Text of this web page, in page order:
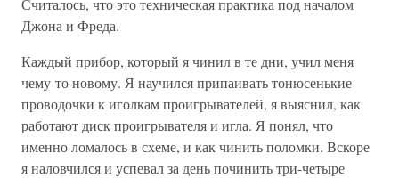
Считалось, что это техническая практика под началом
Джона и Фреда.
Каждый прибор, который я чинил в те дни, учил меня
чему-то новому. Я научился припаивать тонюсенькие
проводочки к иголкам проигрывателей, я выяснил, как
работают диск проигрывателя и игла. Я понял, что
именно ломалось в схеме, и как чинить поломки. Вскоре
я наловчился и успевал за день починить три-четыре